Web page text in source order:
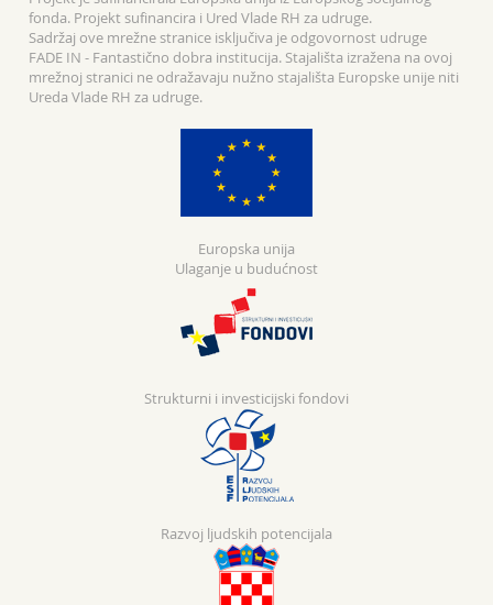
fonda. Projekt sufinancira i Ured Vlade RH za udruge.
Sadržaj ove mrežne stranice isključiva je odgovornost udruge
FADE IN - Fantastično dobra institucija. Stajališta izražena na ovoj
mrežnoj stranici ne odražavaju nužno stajališta Europske unije niti
Ureda Vlade RH za udruge.
Europska unija
Ulaganje u budućnost
Strukturni i investicijski fondovi
Razvoj ljudskih potencijala